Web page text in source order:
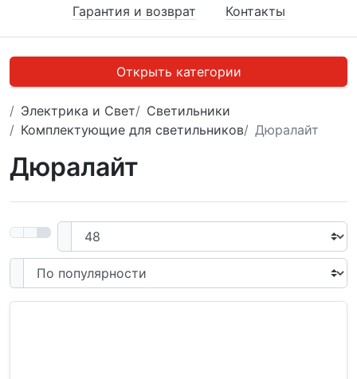
Гарантия и возврат
Контакты
Открыть категории
Электрика и Свет
Светильники
Комплектующие для светильников
Дюралайт
Дюралайт